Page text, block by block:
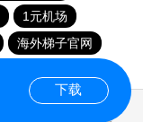
1元机场
海外梯子官网
下载